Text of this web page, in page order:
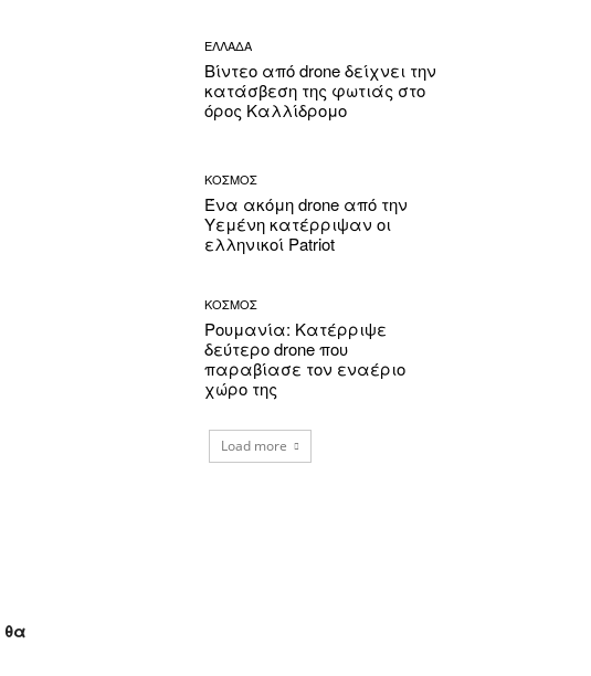
θα
ΕΛΛΑΔΑ
Βίντεο από drone δείχνει την
κατάσβεση της φωτιάς στο
όρος Καλλίδρομο
ΚΟΣΜΟΣ
Ένα ακόμη drone από την
Υεμένη κατέρριψαν οι
ελληνικοί Patriot
ΚΟΣΜΟΣ
Ρουμανία: Κατέρριψε
δεύτερο drone που
παραβίασε τον εναέριο
χώρο της
Load more